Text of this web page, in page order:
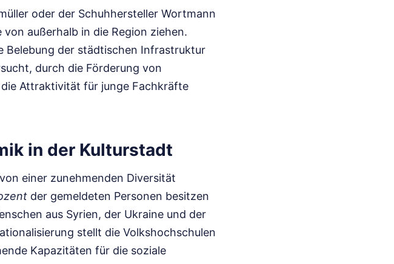
oder der Schuhhersteller Wortmann
außerhalb in die Region ziehen.
Belebung der städtischen Infrastruktur
durch die Förderung von
Attraktivität für junge Fachkräfte
in der Kulturstadt
einer zunehmenden Diversität
der gemeldeten Personen besitzen
aus Syrien, der Ukraine und der
stellt die Volkshochschulen
Kapazitäten für die soziale